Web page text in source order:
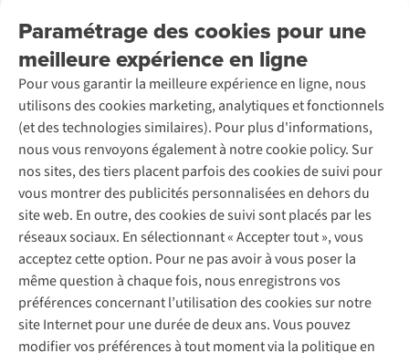
Paramétrage des cookies pour une
meilleure expérience en ligne
Pour vous garantir la meilleure expérience en ligne, nous
utilisons des cookies marketing, analytiques et fonctionnels
(et des technologies similaires). Pour plus d'informations,
nous vous renvoyons également à notre cookie policy. Sur
nos sites, des tiers placent parfois des cookies de suivi pour
vous montrer des publicités personnalisées en dehors du
site web. En outre, des cookies de suivi sont placés par les
réseaux sociaux. En sélectionnant « Accepter tout », vous
acceptez cette option. Pour ne pas avoir à vous poser la
même question à chaque fois, nous enregistrons vos
préférences concernant l’utilisation des cookies sur notre
site Internet pour une durée de deux ans. Vous pouvez
modifier vos préférences à tout moment via la politique en
Retourner
Rétractation d'une commande
Entretien & réparations
Garantie
Contactez-nous
Entreprise responsable
À propos d’Ayacucho
Nos magasins
À propos d’A.S.Adventure
Déclaration d'accessibilité
Location / Location sports d’hiver
Seconde-main
Entretien de ski
Service de lavage
Entretien de chaussures
Réparation de chaussures
Réparation de vêtements
Retouches
Pour les entreprises
Découvrez
A.S.Magazine
Explore Camp
Expertise & conseils
Abonnez-vous à la newsletter
Suivez-nous